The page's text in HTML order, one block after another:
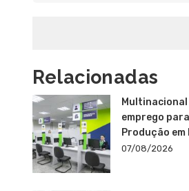
Relacionadas
emprego
Produção
07/08/2026